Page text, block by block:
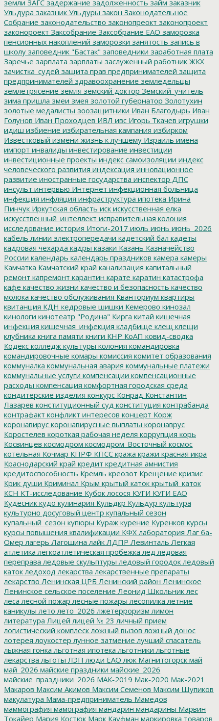
земли ЗАГС задержание задолженность займ заказник
Ульдура заказник Ульдуры закон Законодательное
Собрание законодательство законопреокт законопроект
законороект Заксобрание Заксобрание ЕАО заморозка
пенсионных накоплений заморозки занятость запись в
школу заповедник "Бастак" заповедники заработная плата
Заречье зарплата зарплаты заслуженный работник ЖКХ
зачистка_судей защита прав предпринимателей защита
предпринимателей здравоохранение земледельцы
землетрясение земля земский доктор Земский_учитель
зима пришла змеи змея золотой губернатор Золотухин
золотые медалисты зоозащитники Иван Благодырь Иван
Голунов Иван Проходцев ИВЛ ивс Игорь Ткачев игрушки
идиш избиение избирательная кампания избирком
Известковый измени жизнь к лучшему Израиль имена
импорт инвалиды инвестирование инвестиции
инвестиционные проекты индекс самоизоляции индекс
человеческого развития индексация инновационное
развитие иностранные государства инспектор ДПС
инсульт интервью Интернет инфекционная больница
инфекция инфляция инфраструктура ипотека Ирина
Пинчук Иркутская область иск искусственная елка
искусственный_интеллект исправительная колония
исследование история Итоги-2017 июль июнь июнь_2026
кабель линии электропередачи кадетский бал кадеты
кадровая чехарда кадры казаки Казань Казначейство
России календарь календарь праздников камера камеры
Камчатка Камчатский край канализация капитальный
ремонт капремонт карантин карате каратин катастрофа
кафе качество жизни качество и безопасность качество
молока качество обслуживания Кванториум квартиры
квитанция КДН кедровые шишки Кемерово кинозал
кинологи кинотеатр "Родина" Кирга китай кишечная
инфекция кишечная_инфекция кладбище клещ клещи
клубника книга памяти книги КНР КоАП ковид-сводка
Кодекс колледж культуры колония командировка
командировочные комары комиссия комитет образования
коммуналка коммунальная авария коммунальные платежи
коммунальные услуги компенсации компенсационные
расходы компенсация комфортная городская среда
кондитерские изделия конкурс Конрад Константин
Лазарев конституционный суд конституция контрабанда
контрафакт конфликт интересов концерт Корж
коронавирус коронавирусные выплаты коронаврус
Коростелев короткая рабочая неделя коррупция корь
Косвинцев космодром космодром_Восточный космос
котельная Кочмар КПРФ КПСС кража кражи красная икра
Краснодарский край кредит кредитная амнистия
кредитоспособность Кремль креозот Крещение кризис
Крик души Криминал Крым крытый каток крытый_каток
КСН КТ-исследование Кубок лосося КУГИ КУГИ ЕАО
Кудесник кудо кулинария Кульдкр Кульдур культура
культурно досуговый центр купальный сезон
купальный_сезон купюры Кураж курение Куренков курсы
курсы повышения квалификации КФХ лаборатория Лаг ба-
Омер лагерь Лагошина лайк ЛДПР Левинталь Легкая
атлетика легкоатлетическая пробежка лед ледовая
переправа ледовые скульптуры ледовый городок ледовый
каток ледоход лекарства лекарственные препараты
лекарство Ленинская ЦРБ Ленинский район Ленинское
Ленинское сельское поселение Леонид Школьник лес
леса лесной пожар лесные пожары лесопилка летние
каникулы лето лето_2026 лжетерроризм лимон
литература Лицей лицей № 23 личный прием
логистический комплеск ложный вызов ложный донос
лотерея лоукостер лунное затмение лучший спасатель
лыжная гонка льготная ипотека льготники льготные
лекарства льготы ЛЭП люди ЕАО люк Магнитогорск май
май_2026 майские праздники майские_2026
майские_праздники_2026 МАК-2019 Мак-2020 Мак-2021
Макаров Максим Акимов Максим Семенов Максим Шупиков
макулатура Мама-предприниматель Мамедов
маммография мамография мандарин мандарины Марвин
Токайер Мария Костюк Марк Кауфман маркировка товаров